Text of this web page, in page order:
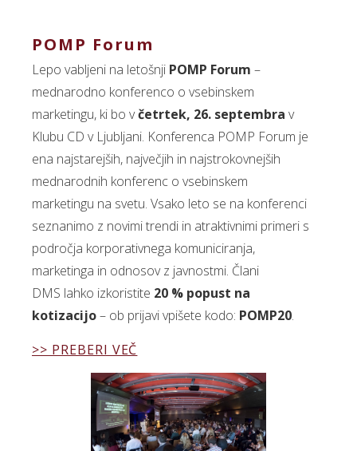
POMP Forum
Lepo vabljeni na letošnji POMP Forum –
mednarodno konferenco o vsebinskem
marketingu, ki bo včetrtek, 26. septembra v
Klubu CD v Ljubljani. Konferenca POMP Forum je
ena najstarejših, največjih in najstrokovnejših
mednarodnih konferenc o vsebinskem
marketingu na svetu. Vsako leto se na konferenci
seznanimo z novimi trendi in atraktivnimi primeri s
področja korporativnega komuniciranja,
marketinga in odnosov z javnostmi. Člani
DMS lahko izkoristite 20 % popust na
kotizacijo– ob prijavi vpišete kodo: POMP20.
>> PREBERI VEČ